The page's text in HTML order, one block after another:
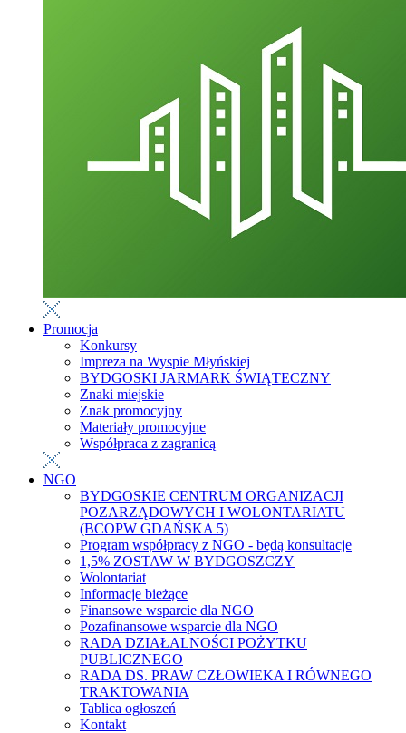
Promocja
Konkursy
Impreza na Wyspie Młyńskiej
BYDGOSKI JARMARK ŚWIĄTECZNY
Znaki miejskie
Znak promocyjny
Materiały promocyjne
Współpraca z zagranicą
NGO
BYDGOSKIE CENTRUM ORGANIZACJI
POZARZĄDOWYCH I WOLONTARIATU
(BCOPW GDAŃSKA 5)
Program współpracy z NGO - będą konsultacje
1,5% ZOSTAW W BYDGOSZCZY
Wolontariat
Informacje bieżące
Finansowe wsparcie dla NGO
Pozafinansowe wsparcie dla NGO
RADA DZIAŁALNOŚCI POŻYTKU
PUBLICZNEGO
RADA DS. PRAW CZŁOWIEKA I RÓWNEGO
TRAKTOWANIA
Tablica ogłoszeń
Kontakt